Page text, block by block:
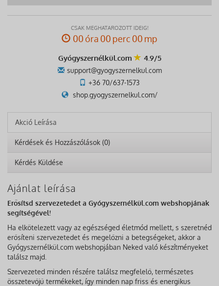
CSAK MEGHATÁROZOTT IDEIG!
00 óra 00 perc 00 mp
Gyógyszernélkül.com 4.9/5
support@gyogyszernelkul.com
+36 70/637-1573
shop.gyogyszernelkul.com/
Akció Leírása
Kérdések és Hozzászólások (0)
Kérdés Küldése
Ajánlat leírása
Erősítsd szervezetedet a Gyógyszernélkül.com webshopjának
segítségével!
Ha elkötelezett vagy az egészséged életmód mellett, s szeretnéd
erősíteni szervezetedet és megelőzni a betegségeket, akkor a
Gyógyszernélkül.com webshopjában Neked való készítményeket
találsz majd.
Szervezeted minden részére találsz megfelelő, természetes
összetevőjű termékeket, így minden nap friss és energikus